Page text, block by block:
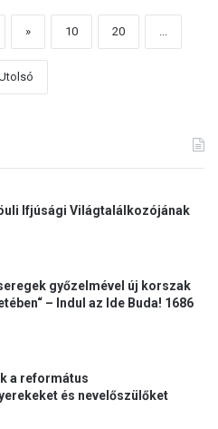
» 10 20 ...
Ifjúsági Világtalálkozójának
győzelmével új korszak
– Indul az Ide Buda! 1686
a református
és nevelőszülőket